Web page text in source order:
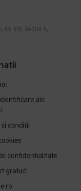
3W, Sector 6,
ale
conditii
confidentialitate
gratuit